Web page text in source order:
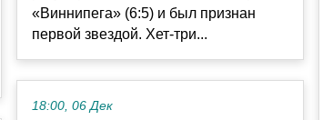
«Виннипега» (6:5) и был признан
первой звездой. Хет-три...
18:00, 06 Дек